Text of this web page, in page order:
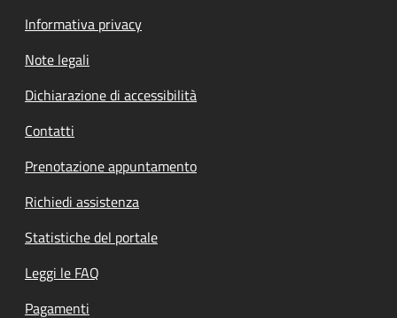
Informativa privacy
Note legali
Dichiarazione di accessibilità
Contatti
Prenotazione appuntamento
Richiedi assistenza
Statistiche del portale
Leggi le FAQ
Pagamenti